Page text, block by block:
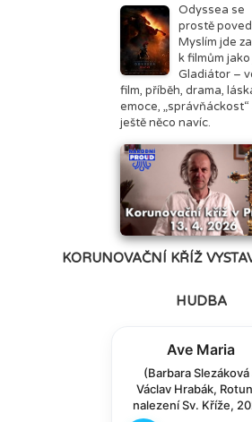
Odyssea se
prostě
Myslím jde
k filmům jako
Gladiátor –
film, příběh, drama,
emoce, „správňáckost“
ještě něco navíc.
KORUNOVAČNÍ KŘÍŽ
HUDBA
Ave Maria
(Barbara Slezáková
Václav Hrabák,
nalezení Sv. Kříže,